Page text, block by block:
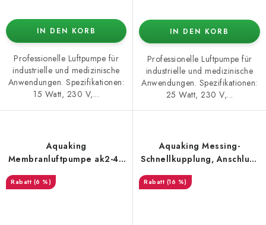
IN DEN KORB
Professionelle Luftpumpe für
industrielle und medizinische
Anwendungen. Spezifikationen:
15 Watt, 230 V,...
IN DEN KORB
Professionelle Luftpumpe für
industrielle und medizinische
Anwendungen. Spezifikationen:
25 Watt, 230 V,...
Aquaking
Membranluftpumpe ak2-40
(6 %)
Aquaking Messing-
Schnellkupplung, Anschluss
(16 %)